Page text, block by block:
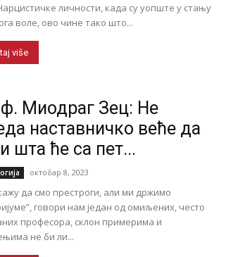
личности, када су уопште у стању
воле, ово чине тако што...
više
Миодраг Зец: Не
наставничко веће да
шта ће са пет...
октобар 8, 2023
да смо престроги, али ми држимо
говори нам један од омиљених, често
професора, склон примерима и
не би ли...